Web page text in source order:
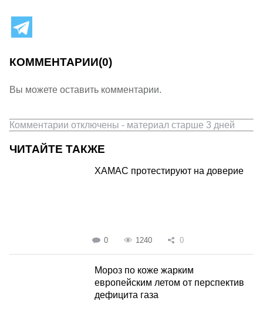
КОММЕНТАРИИ(0)
Вы можете оставить комментарии.
Комментарии отключены - материал старше 3 дней
ЧИТАЙТЕ ТАКЖЕ
ХАМАС протестируют на доверие
0 1240 0
Мороз по коже жарким
европейским летом от перспектив
дефицита газа